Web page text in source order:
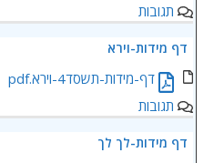
תגובות
דף מידות-וירא
דף-מידות-תשסד4-וירא.pdf
תגובות
דף מידות-לך לך